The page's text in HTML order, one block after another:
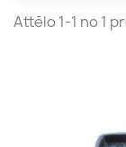
Attēlo 1-1 no 1